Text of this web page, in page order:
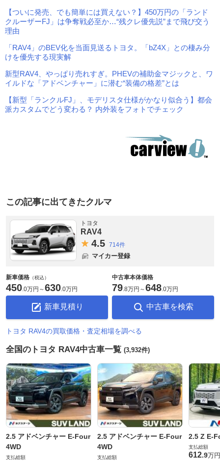
【ついに発売、でも簡単には買えない？】450万円の「ランド
クルーザーFJ」は争奪戦必至か…“残クレ優先説”まで飛び交う
理由
「RAV4」のBEV化を当面見送るトヨタ。「bZ4X」との棲み分
けを優先する現実解
新型RAV4、やっぱり売れすぎ。PHEVの補助金マジックと、ワ
イルドな「アドベンチャー」に潜む“装備の格差”とは
【新型「ランクルFJ」、モデリスタ仕様がかなり似合う】都会
派カスタムでどう変わる？ 内外装をフォトでチェック
この記事に出てきたクルマ
トヨタ
RAV4
4.5 714件
マイカー登録
新車価格 （税込）
450 0万円 ～630 0万円
新車見積り
中古車本体価格
79 8万円 ～648 0万円
中古車を検索
トヨタ RAV4の買取価格・査定相場を調べる
全国のトヨタ RAV4中古車一覧 (3,932件)
2.5 アドベンチャー E-Four
4WD
支払総額
2.5 アドベンチャー E-Four
4WD
支払総額
2.5 Z E-
支払総額
612.9万円